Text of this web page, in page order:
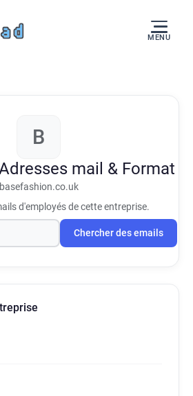
MENU
B
mail & Format
basefashion.co.uk
d'employés de cette entreprise.
Chercher des emails